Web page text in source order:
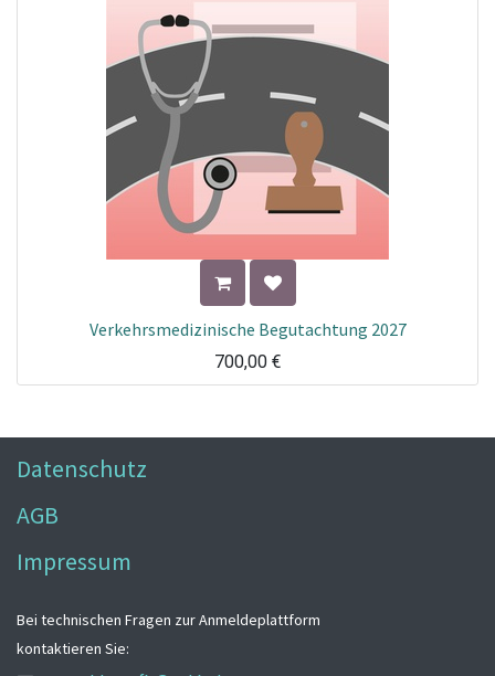
Verkehrsmedizinische Begutachtung 2027
700,00€
Datenschutz
AGB
Impressum
Bei technischen Fragen zur Anmeldeplattform
kontaktieren Sie: